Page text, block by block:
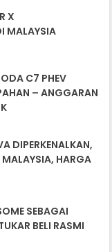
X
MALAYSIA
C7 PHEV
– ANGGARAN
DIPERKENALKAN,
HARGA
SEBAGAI
BELI RASMI